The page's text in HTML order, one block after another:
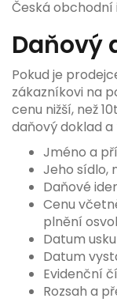
Česká obchodní
Daňový
Pokud je
zákazníkovi na
cenu nižší, než
daňový doklad
Jméno a
Jeho sídlo,
Daňové
Cenu
plnění
Datum
Datum
Evidenční
Rozsah a